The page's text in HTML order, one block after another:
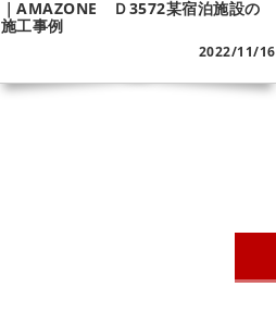
｜AMAZONE Ｄ3572某宿泊施設の
施工事例
2022/11/16